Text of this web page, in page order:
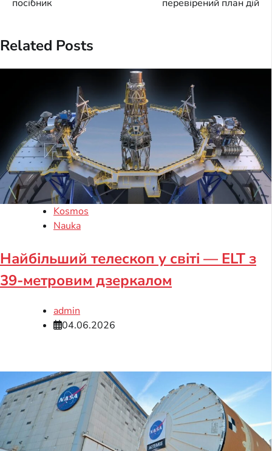
посібник перевірений план дій
Related Posts
Kosmos
Nauka
Найбільший телескоп у світі — ELT з
39-метровим дзеркалом
admin
04.06.2026